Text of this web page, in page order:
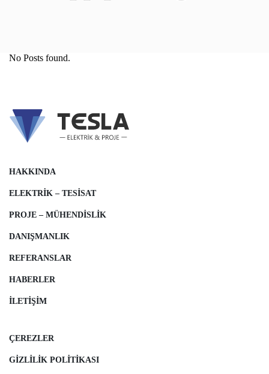
No Posts found.
HAKKINDA
ELEKTRIK – TESISAT
PROJE – MÜHENDISLIK
DANIŞMANLIK
REFERANSLAR
HABERLER
İLETIŞIM
ÇEREZLER
GIZLILIK POLITIKASI